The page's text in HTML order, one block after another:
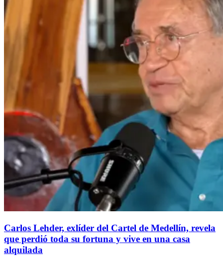
Carlos Lehder, exlíder del Cartel de Medellín, revela
que perdió toda su fortuna y vive en una casa
alquilada